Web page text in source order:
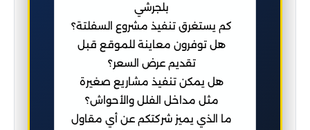
بلجرشي
كم يستغرق تنفيذ مشروع السفلتة؟
هل توفرون معاينة للموقع قبل
تقديم عرض السعر؟
هل يمكن تنفيذ مشاريع صغيرة
مثل مداخل الفلل والأحواش؟
ما الذي يميز شركتكم عن أي مقاول